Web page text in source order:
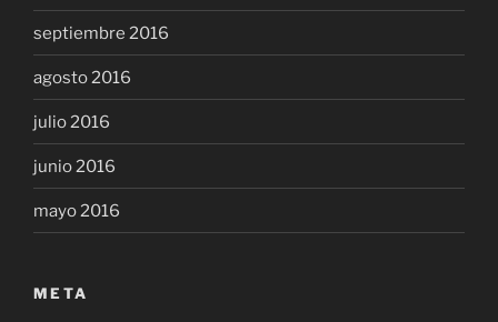
septiembre 2016
agosto 2016
julio 2016
junio 2016
mayo 2016
META